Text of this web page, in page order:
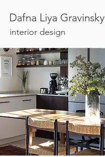
Dafna Liya Gravinsky
interior design